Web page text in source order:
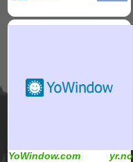
YoWindow.com yr.no